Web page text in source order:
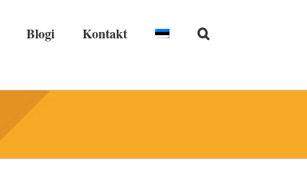
Blogi Kontakt